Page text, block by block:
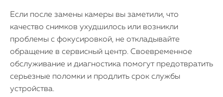
Если после замены камеры вы заметили, что
качество снимков ухудшилось или возникли
проблемы с фокусировкой, не откладывайте
обращение в сервисный центр. Своевременное
обслуживание и диагностика помогут предотвратить
серьезные поломки и продлить срок службы
устройства.